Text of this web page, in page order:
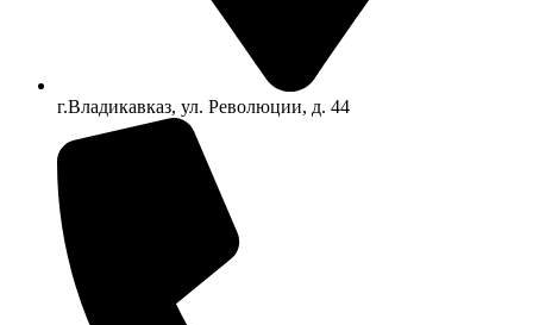
г.Владикавказ, ул. Революции, д. 44